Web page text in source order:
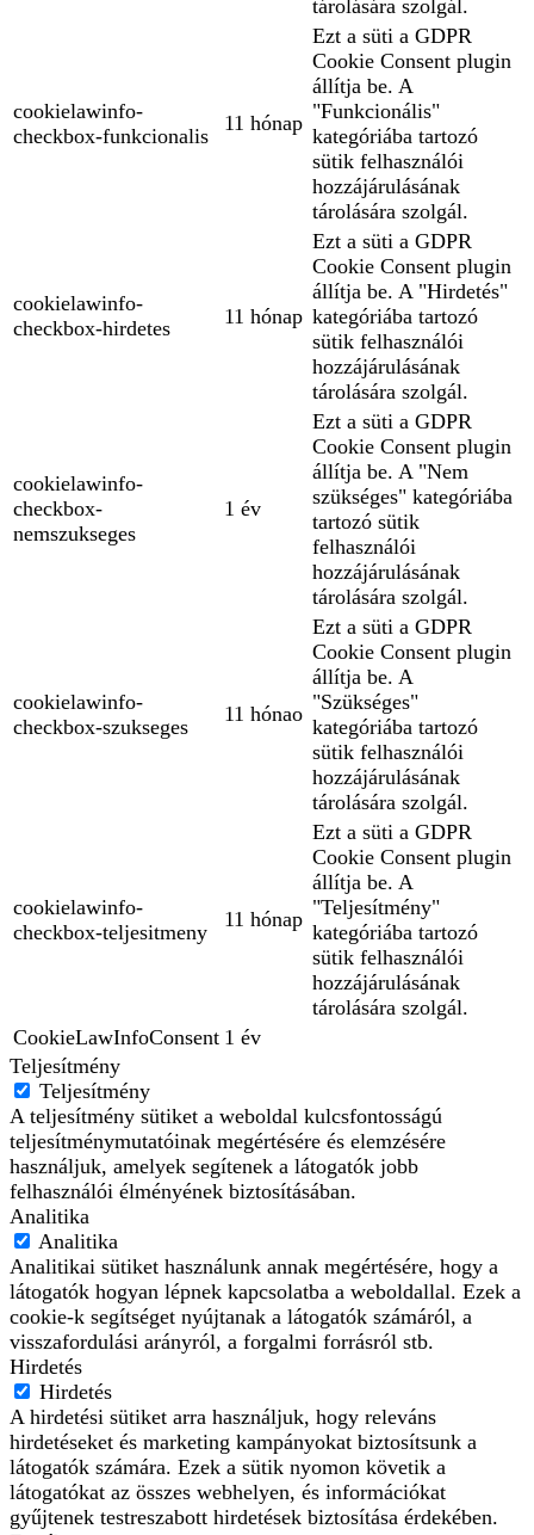
tárolására szolgál.
cookielawinfo-
checkbox-funkcionalis
11 hónap
Ezt a süti a GDPR
Cookie Consent plugin
állítja be. A
"Funkcionális"
kategóriába tartozó
sütik felhasználói
hozzájárulásának
tárolására szolgál.
cookielawinfo-
checkbox-hirdetes
11 hónap
Ezt a süti a GDPR
Cookie Consent plugin
állítja be. A "Hirdetés"
kategóriába tartozó
sütik felhasználói
hozzájárulásának
tárolására szolgál.
cookielawinfo-
checkbox-
nemszukseges
1 év
Ezt a süti a GDPR
Cookie Consent plugin
állítja be. A "Nem
szükséges" kategóriába
tartozó sütik
felhasználói
hozzájárulásának
tárolására szolgál.
cookielawinfo-
checkbox-szukseges
11 hónao
Ezt a süti a GDPR
Cookie Consent plugin
állítja be. A
"Szükséges"
kategóriába tartozó
sütik felhasználói
hozzájárulásának
tárolására szolgál.
cookielawinfo-
checkbox-teljesitmeny
11 hónap
Ezt a süti a GDPR
Cookie Consent plugin
állítja be. A
"Teljesítmény"
kategóriába tartozó
sütik felhasználói
hozzájárulásának
tárolására szolgál.
CookieLawInfoConsent 1 év
Teljesítmény
Teljesítmény
A teljesítmény sütiket a weboldal kulcsfontosságú
teljesítménymutatóinak megértésére és elemzésére
használjuk, amelyek segítenek a látogatók jobb
felhasználói élményének biztosításában.
Analitika
Analitika
Analitikai sütiket használunk annak megértésére, hogy a
látogatók hogyan lépnek kapcsolatba a weboldallal. Ezek a
cookie-k segítséget nyújtanak a látogatók számáról, a
visszafordulási arányról, a forgalmi forrásról stb.
Hirdetés
Hirdetés
A hirdetési sütiket arra használjuk, hogy releváns
hirdetéseket és marketing kampányokat biztosítsunk a
látogatók számára. Ezek a sütik nyomon követik a
látogatókat az összes webhelyen, és információkat
gyűjtenek testreszabott hirdetések biztosítása érdekében.